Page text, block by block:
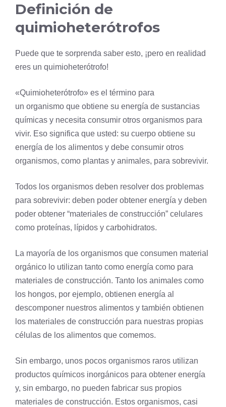
Definición de
quimioheterótrofos
Puede que te sorprenda saber esto, ¡pero en realidad
eres un quimioheterótrofo!
«Quimioheterótrofo» es el término para
un organismo que obtiene su energía de sustancias
químicas y necesita consumir otros organismos para
vivir. Eso significa que usted: su cuerpo obtiene su
energía de los alimentos y debe consumir otros
organismos, como plantas y animales, para sobrevivir.
Todos los organismos deben resolver dos problemas
para sobrevivir: deben poder obtener energía y deben
poder obtener “materiales de construcción” celulares
como proteínas, lípidos y carbohidratos.
La mayoría de los organismos que consumen material
orgánico lo utilizan tanto como energía como para
materiales de construcción. Tanto los animales como
los hongos, por ejemplo, obtienen energía al
descomponer nuestros alimentos y también obtienen
los materiales de construcción para nuestras propias
células de los alimentos que comemos.
Sin embargo, unos pocos organismos raros utilizan
productos químicos inorgánicos para obtener energía
y, sin embargo, no pueden fabricar sus propios
materiales de construcción. Estos organismos, casi